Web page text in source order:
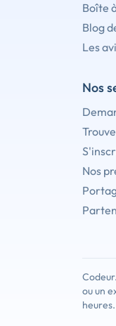
Boîte
Blog
Les
Nos
Nos
ou un
heures.